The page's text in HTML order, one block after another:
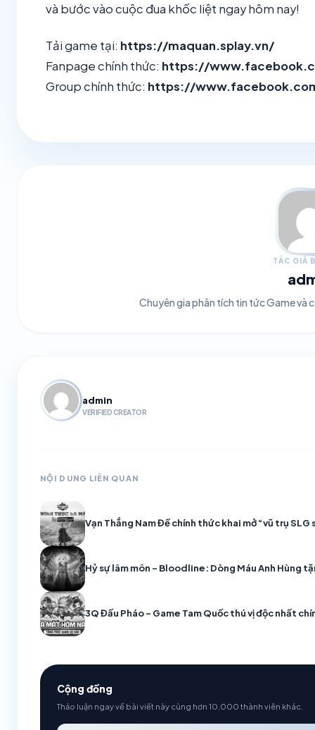
và bước vào cuộc đua khốc liệt ngay hôm nay!
Tải game tại: https://maquan.splay.vn/
Fanpage chính thức: https://
Group chính thức: https://
TÁC GIẢ
Chuyên gia phân tích tin tức Game và
admin
VERIFIED CREATOR
NỘI DUNG LIÊN QUAN
Vạn Thắng Nam Đế chính thức khai mở “vũ trụ SLG
Hỷ sự lâm môn – Bloodline: Dòng Máu Anh Hùng
3Q Đấu Pháo – Game Tam Quốc thú vị độc nhất
Cộng đồng
Thảo luận ngay về bài viết này cùng hơn 10,000 thành viên khác.